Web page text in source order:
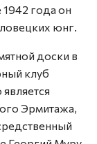
года он
юнг.
доски в
клуб
Эрмитажа,